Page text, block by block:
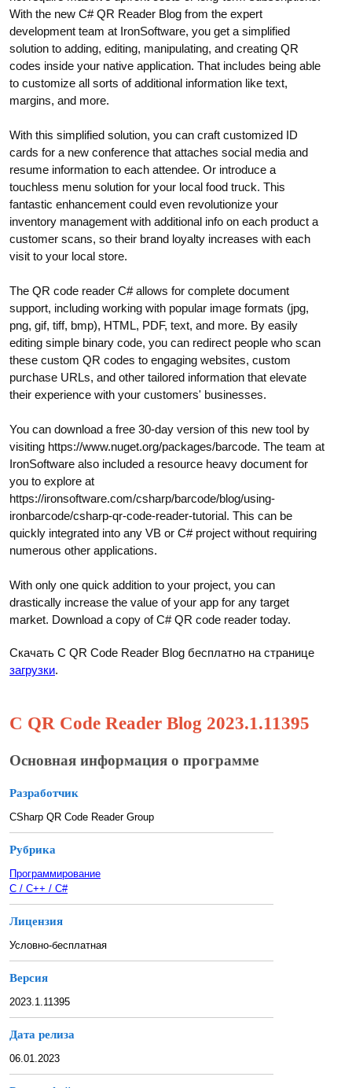
With the new C# QR Reader Blog from the expert
development team at IronSoftware, you get a simplified
solution to adding, editing, manipulating, and creating QR
codes inside your native application. That includes being able
to customize all sorts of additional information like text,
margins, and more.
With this simplified solution, you can craft customized ID
cards for a new conference that attaches social media and
resume information to each attendee. Or introduce a
touchless menu solution for your local food truck. This
fantastic enhancement could even revolutionize your
inventory management with additional info on each product a
customer scans, so their brand loyalty increases with each
visit to your local store.
The QR code reader C# allows for complete document
support, including working with popular image formats (jpg,
png, gif, tiff, bmp), HTML, PDF, text, and more. By easily
editing simple binary code, you can redirect people who scan
these custom QR codes to engaging websites, custom
purchase URLs, and other tailored information that elevate
their experience with your customers' businesses.
You can download a free 30-day version of this new tool by
visiting https://www.nuget.org/packages/barcode. The team at
IronSoftware also included a resource heavy document for
you to explore at
https://ironsoftware.com/csharp/barcode/blog/using-
ironbarcode/csharp-qr-code-reader-tutorial. This can be
quickly integrated into any VB or C# project without requiring
numerous other applications.
With only one quick addition to your project, you can
drastically increase the value of your app for any target
market. Download a copy of C# QR code reader today.
Скачать C QR Code Reader Blog бесплатно на странице
загрузки.
C QR Code Reader Blog 2023.1.11395
Основная информация о программе
Разработчик
CSharp QR Code Reader Group
Рубрика
Программирование
C / C++ / C#
Лицензия
Условно-бесплатная
Версия
2023.1.11395
Дата релиза
06.01.2023